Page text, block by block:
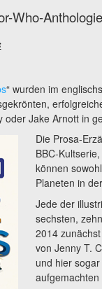
Who-Anthologie
“ wurden im
oder Jake Arnott in
Die Prosa-
BBC-
können
Planeten in
Jede der
sechsten,
2014
von Jenny T.
und hier